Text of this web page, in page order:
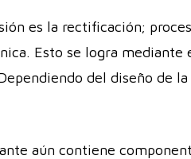
es la rectificación;
Esto se logra mediante
del diseño de
aún contiene